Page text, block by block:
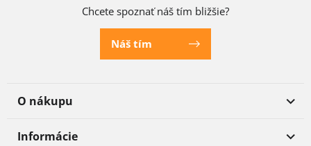
Chcete spoznať náš tím bližšie?
Náš tím
O nákupu
Informácie